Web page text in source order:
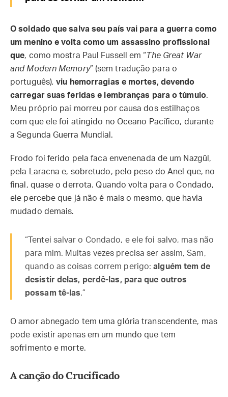
O soldado que salva seu país vai para a guerra como
um menino e volta como um assassino profissional
que, como mostra Paul Fussell em “ The Great War
and Modern Memory” (sem tradução para o
português),viu hemorragias e mortes, devendo
carregar suas feridas e lembranças para o túmulo.
Meu próprio pai morreu por causa dos estilhaços
com que ele foi atingido no Oceano Pacífico, durante
a Segunda Guerra Mundial.
Frodo foi ferido pela faca envenenada de um Nazgûl,
pela Laracna e, sobretudo, pelo peso do Anel que, no
final, quase o derrota. Quando volta para o Condado,
ele percebe que já não é mais o mesmo, que havia
mudado demais.
“Tentei salvar o Condado, e ele foi salvo, mas não
para mim. Muitas vezes precisa ser assim, Sam,
quando as coisas correm perigo:alguém tem de
desistir delas, perdê-las, para que outros
possam tê-las.”
O amor abnegado tem uma glória transcendente, mas
pode existir apenas em um mundo que tem
sofrimento e morte.
A canção do Crucificado